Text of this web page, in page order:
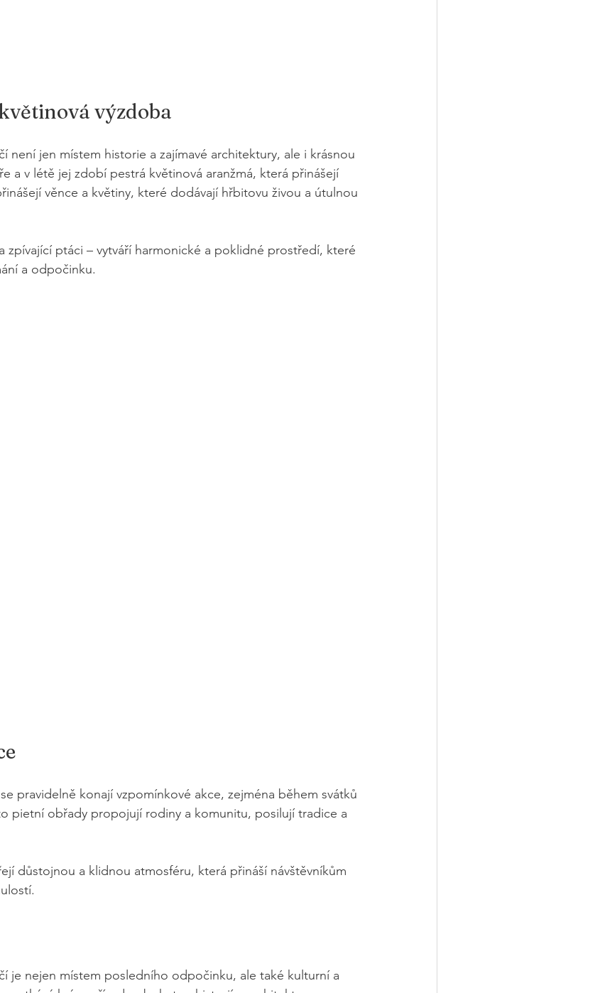
výzdoba
není jen místem historie a zajímavé architektury, ale i krásnou
a v létě jej zdobí pestrá květinová aranžmá, která přinášejí
věnce a květiny, které dodávají hřbitovu živou a útulnou
zpívající ptáci – vytváří harmonické a poklidné prostředí, které
a odpočinku.
pravidelně konají vzpomínkové akce, zejména během svátků
pietní obřady propojují rodiny a komunitu, posilují tradice a
důstojnou a klidnou atmosféru, která přináší návštěvníkům
je nejen místem posledního odpočinku, ale také kulturní a